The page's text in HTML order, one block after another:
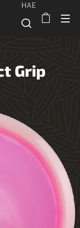
HAE
Grip